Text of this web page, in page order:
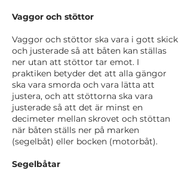
Vaggor och stöttor
Vaggor och stöttor ska vara i gott skick
och justerade så att båten kan ställas
ner utan att stöttor tar emot. I
praktiken betyder det att alla gängor
ska vara smorda och vara lätta att
justera, och att stöttorna ska vara
justerade så att det är minst en
decimeter mellan skrovet och stöttan
när båten ställs ner på marken
(segelbåt) eller bocken (motorbåt).
Segelbåtar